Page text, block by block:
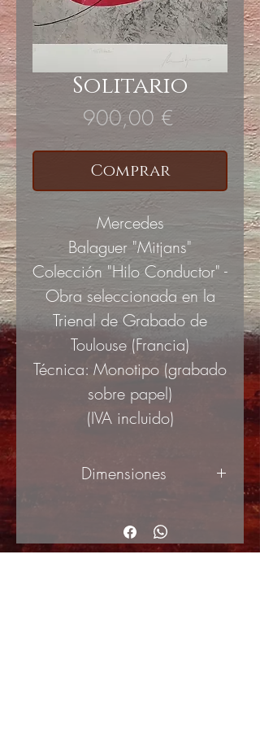
Solitario
900,00 €Precio
Comprar
Mercedes
Balaguer "Mitjans"
Colección "Hilo Conductor" -
Obra seleccionada en la
Trienal de Grabado de
Toulouse (Francia)
Técnica: Monotipo (grabado
sobre papel)
(IVA incluido)
Dimensiones